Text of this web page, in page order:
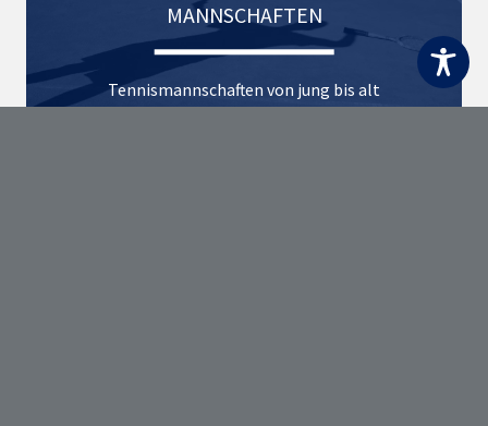
MANNSCHAFTEN
Tennismannschaften von jung bis alt